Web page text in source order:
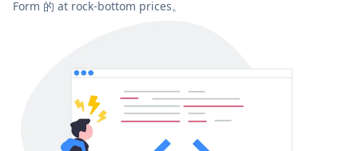
Form 的 at rock-bottom prices。